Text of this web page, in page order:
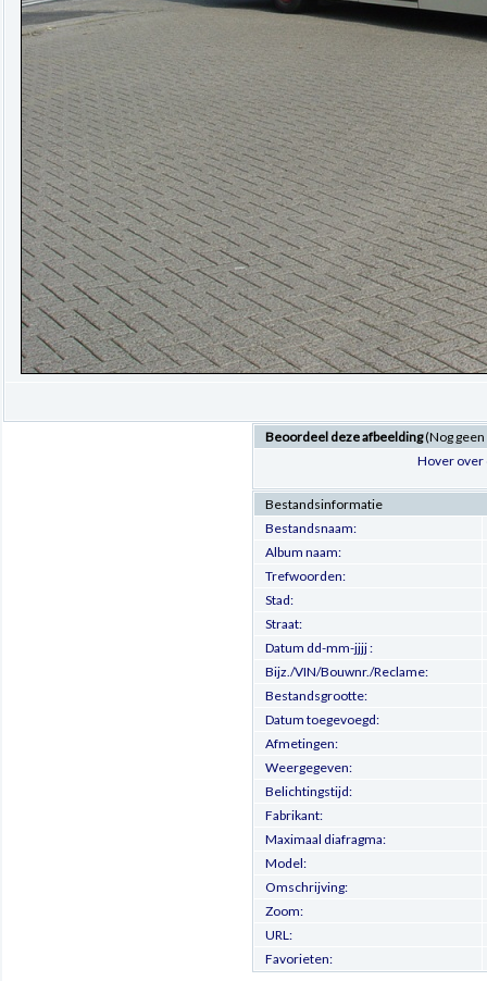
Beoordeel deze afbeelding(Nog
Hover over
Bestandsinformatie
Bestandsnaam:
Album naam:
Trefwoorden:
Stad:
Straat:
Datum dd-mm-jjjj :
Bijz./VIN/Bouwnr./Reclame:
Bestandsgrootte:
Datum toegevoegd:
Afmetingen:
Weergegeven:
Belichtingstijd:
Fabrikant:
Maximaal diafragma:
Model:
Omschrijving:
Zoom:
URL:
Favorieten: